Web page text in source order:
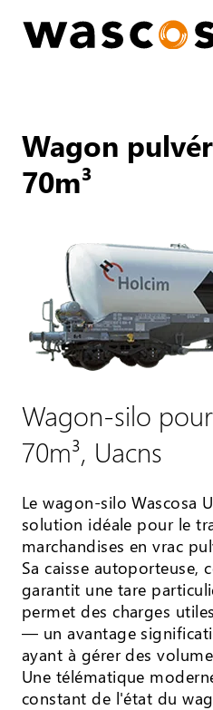
Wagon
70m³
Wagon-silo
70m³, Uacns
Le wagon-silo Wascosa
solution idéale pour le
marchandises en vrac
Sa caisse autoporteuse,
garantit une tare
permet des charges
— un avantage
ayant à gérer des
Une télématique
constant de l'état du